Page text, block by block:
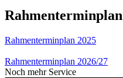
Rahmenterminplan
Rahmenterminplan 2025
Rahmenterminplan 2026/27
Noch mehr Service